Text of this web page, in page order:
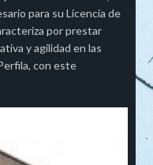
para su Licencia de
por prestar
y agilidad en las
con este